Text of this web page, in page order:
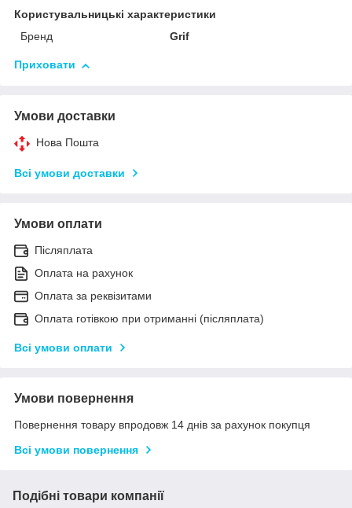
Користувальницькі характеристики
Бренд
Grif
Приховати
Умови доставки
Нова Пошта
Всі умови доставки
Умови оплати
Післяплата
Оплата на рахунок
Оплата за реквізитами
Оплата готівкою при отриманні (післяплата)
Всі умови оплати
Умови повернення
Повернення товару впродовж 14 днів за рахунок покупця
Всі умови повернення
Подібні товари компанії